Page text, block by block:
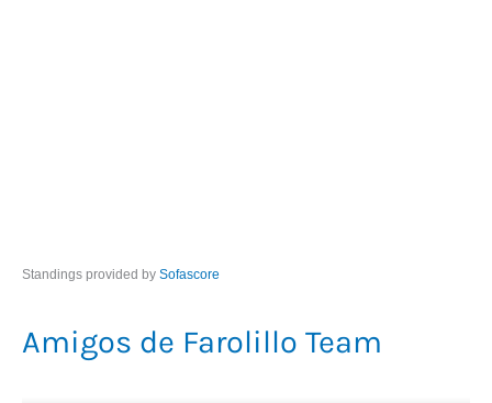
Standings provided by Sofascore
Amigos de Farolillo Team